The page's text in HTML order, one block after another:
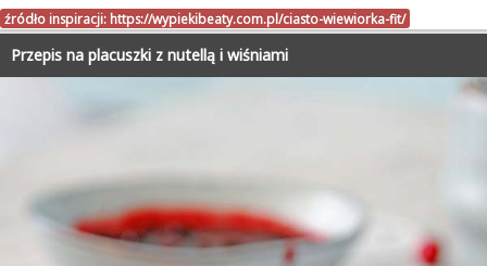
źródło inspiracji: https://wypiekibeaty.com.pl/ciasto-wiewiorka-fit/
Przepis na placuszki z nutellą i wiśniami